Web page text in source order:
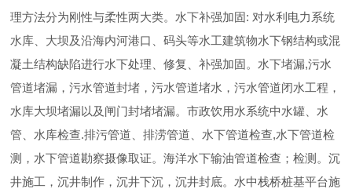
理方法分为刚性与柔性两大类。水下补强加固: 对水利电力系统
水库、大坝及沿海内河港口、码头等水工建筑物水下钢结构或混
凝土结构缺陷进行水下处理、修复、补强加固。水下堵漏,污水
管道堵漏，污水管道封堵，污水管道堵水，污水管道闭水工程，
水库大坝堵漏以及闸门封堵堵漏。市政饮用水系统中水罐、水
管、水库检查.排污管道、排涝管道、水下管道检查,水下管道检
测，水下管道勘察摄像取证。海洋水下输油管道检查；检测。沉
井施工，沉井制作，沉井下沉，沉井封底。水中栈桥桩基平台施